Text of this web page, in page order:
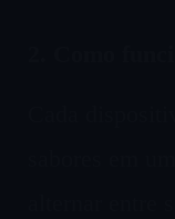
2. Como
Cada
sabores em
alternar entre